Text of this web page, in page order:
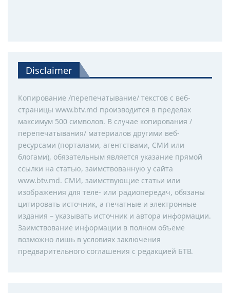
Disclaimer
Копирование /перепечатывание/ текстов с веб-
страницы www.btv.md производится в пределах
максимум 500 символов. В случае копирования /
перепечатывания/ материалов другими веб-
ресурсами (порталами, агентствами, СМИ или
блогами), обязательным является указание прямой
ссылки на статью, заимствованную у сайта
www.btv.md. СМИ, заимствующие статьи или
изображения для теле- или радиопередач, обязаны
цитировать источник, а печатные и электронные
издания – указывать источник и автора информации.
Заимствование информации в полном объёме
возможно лишь в условиях заключения
предварительного соглашения с редакцией БТВ.